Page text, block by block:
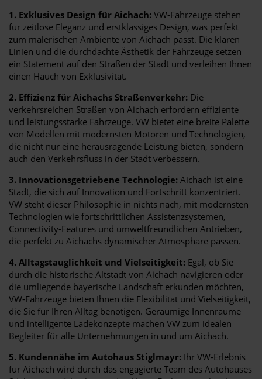
1. Exklusives Design für Aichach: VW-Fahrzeuge stehen
für zeitlose Eleganz und erstklassiges Design, was perfekt
zum malerischen Ambiente von Aichach passt. Die klaren
Linien und die durchdachte Ästhetik der Fahrzeuge setzen
ein Statement auf den Straßen der Stadt und verleihen Ihnen
einen Hauch von Exklusivität.
2. Effizienz für Aichachs Straßenverkehr: Die
verkehrsreichen Straßen von Aichach erfordern effiziente
und leistungsstarke Fahrzeuge. VW bietet eine breite Palette
von Modellen mit modernsten Motoren und Technologien,
die nicht nur eine herausragende Leistung bieten, sondern
auch den Verkehrsfluss in der Stadt verbessern.
3. Innovationsgetriebene Technologie: Aichach ist eine
Stadt, die sich auf Innovation und Fortschritt konzentriert.
VW steht dieser Philosophie in nichts nach, mit modernsten
Technologien wie fortschrittlichen Assistenzsystemen,
Connectivity-Features und umweltfreundlichen Antrieben,
die perfekt zu Aichachs dynamischer Atmosphäre passen.
4. Alltagstauglichkeit und Vielseitigkeit: Egal, ob Sie
durch die historische Altstadt von Aichach navigieren oder
die umliegende bayerische Landschaft erkunden möchten,
VW-Fahrzeuge bieten Ihnen die Flexibilität und Vielseitigkeit,
die Sie für Ihren Alltag benötigen. Geräumige Innenräume
und intelligente Ladekonzepte machen VW zum idealen
Begleiter für alle Unternehmungen in und um Aichach.
5. Kundennähe im Autohaus Stiglmayr: Ihr VW-Erlebnis
für Aichach wird durch das engagierte Team des Autohauses